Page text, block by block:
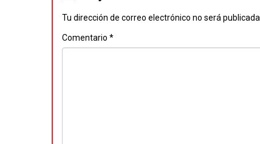
Tu dirección de correo electrónico no será publicada.
Comentario *